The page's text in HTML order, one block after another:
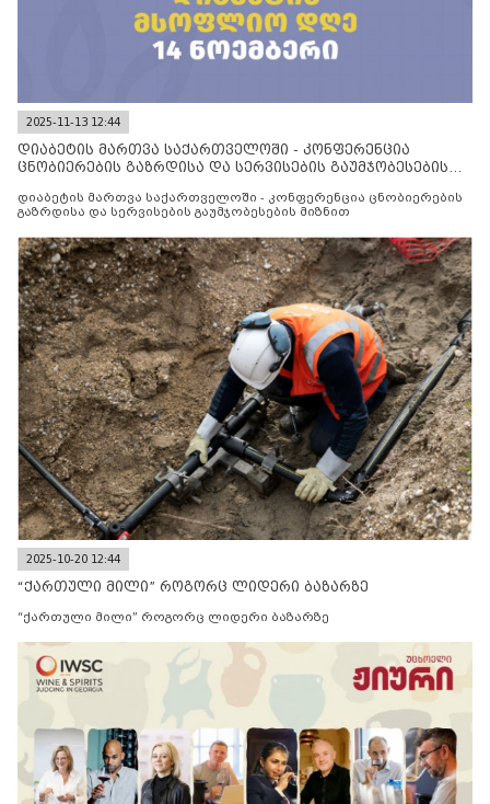
2025-11-13 12:44
დიაბეტის მართვა საქართველოში - კონფერენცია
ცნობიერების გაზრდისა და სერვისების გაუმჯობესების
დიაბეტის მართვა საქართველოში - კონფერენცია ცნობიერების
გაზრდისა და სერვისების გაუმჯობესების მიზნით
2025-10-20 12:44
“ქართული მილი” როგორც ლიდერი ბაზარზე
“ქართული მილი” როგორც ლიდერი ბაზარზე